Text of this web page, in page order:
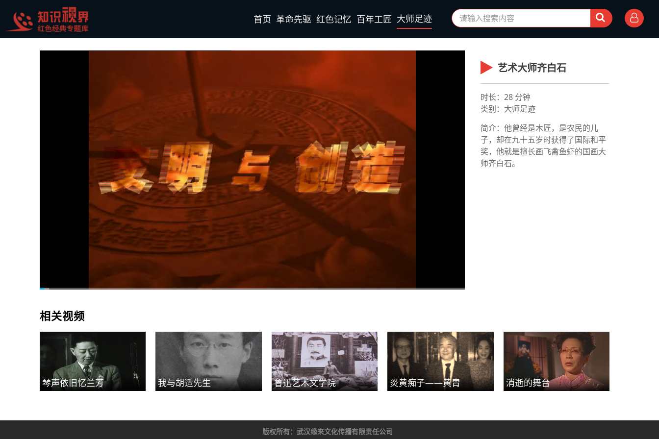
首页 革命先驱 红色记忆 百年工匠 大师足迹
艺术大师齐白石
时长：28 分钟
类别：大师足迹
简介：他曾经是木匠，是农民的儿
子，却在九十五岁时获得了国际和平
奖，他就是擅长画飞禽鱼虾的国画大
师齐白石。
相关视频
琴声依旧忆兰芳 我与胡适先生 鲁迅艺术文学院 炎黄痴子——黄胄 消逝的舞台
版权所有： 武汉缘来文化传播有限责任公司